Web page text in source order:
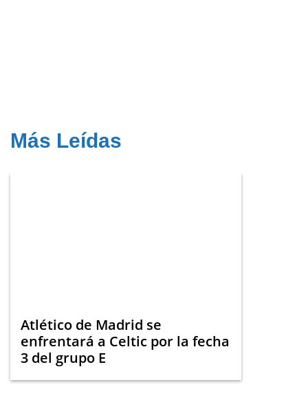
Más Leídas
Atlético de Madrid se
enfrentará a Celtic por la fecha
3 del grupo E